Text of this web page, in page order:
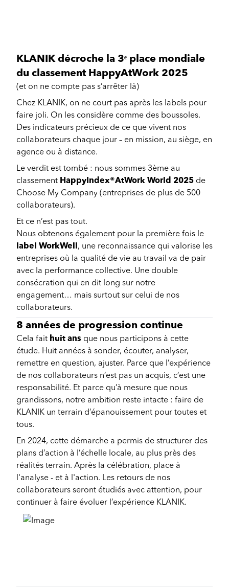
KLANIK décroche la 3ᵉ place mondiale
du classement HappyAtWork 2025
(et on ne compte pas s’arrêter là)
Chez KLANIK, on ne court pas après les labels pour
faire joli. On les considère comme des boussoles.
Des indicateurs précieux de ce que vivent nos
collaborateurs chaque jour – en mission, au siège, en
agence ou à distance.
Le verdit est tombé : nous sommes 3ème au
classement HappyIndex®AtWork World 2025 de
Choose My Company (entreprises de plus de 500
collaborateurs).
Et ce n’est pas tout.
Nous obtenons également pour la première fois le
label WorkWell, une reconnaissance qui valorise les
entreprises où la qualité de vie au travail va de pair
avec la performance collective. Une double
consécration qui en dit long sur notre
engagement… mais surtout sur celui de nos
collaborateurs.
8 années de progression continue
Cela fait huit ans que nous participons à cette
étude. Huit années à sonder, écouter, analyser,
remettre en question, ajuster. Parce que l’expérience
de nos collaborateurs n’est pas un acquis, c’est une
responsabilité. Et parce qu’à mesure que nous
grandissons, notre ambition reste intacte : faire de
KLANIK un terrain d’épanouissement pour toutes et
tous.
En 2024, cette démarche a permis de structurer des
plans d’action à l’échelle locale, au plus près des
réalités terrain. Après la célébration, place à
l'analyse - et à l'action. Les retours de nos
collaborateurs seront étudiés avec attention, pour
continuer à faire évoluer l’expérience KLANIK.